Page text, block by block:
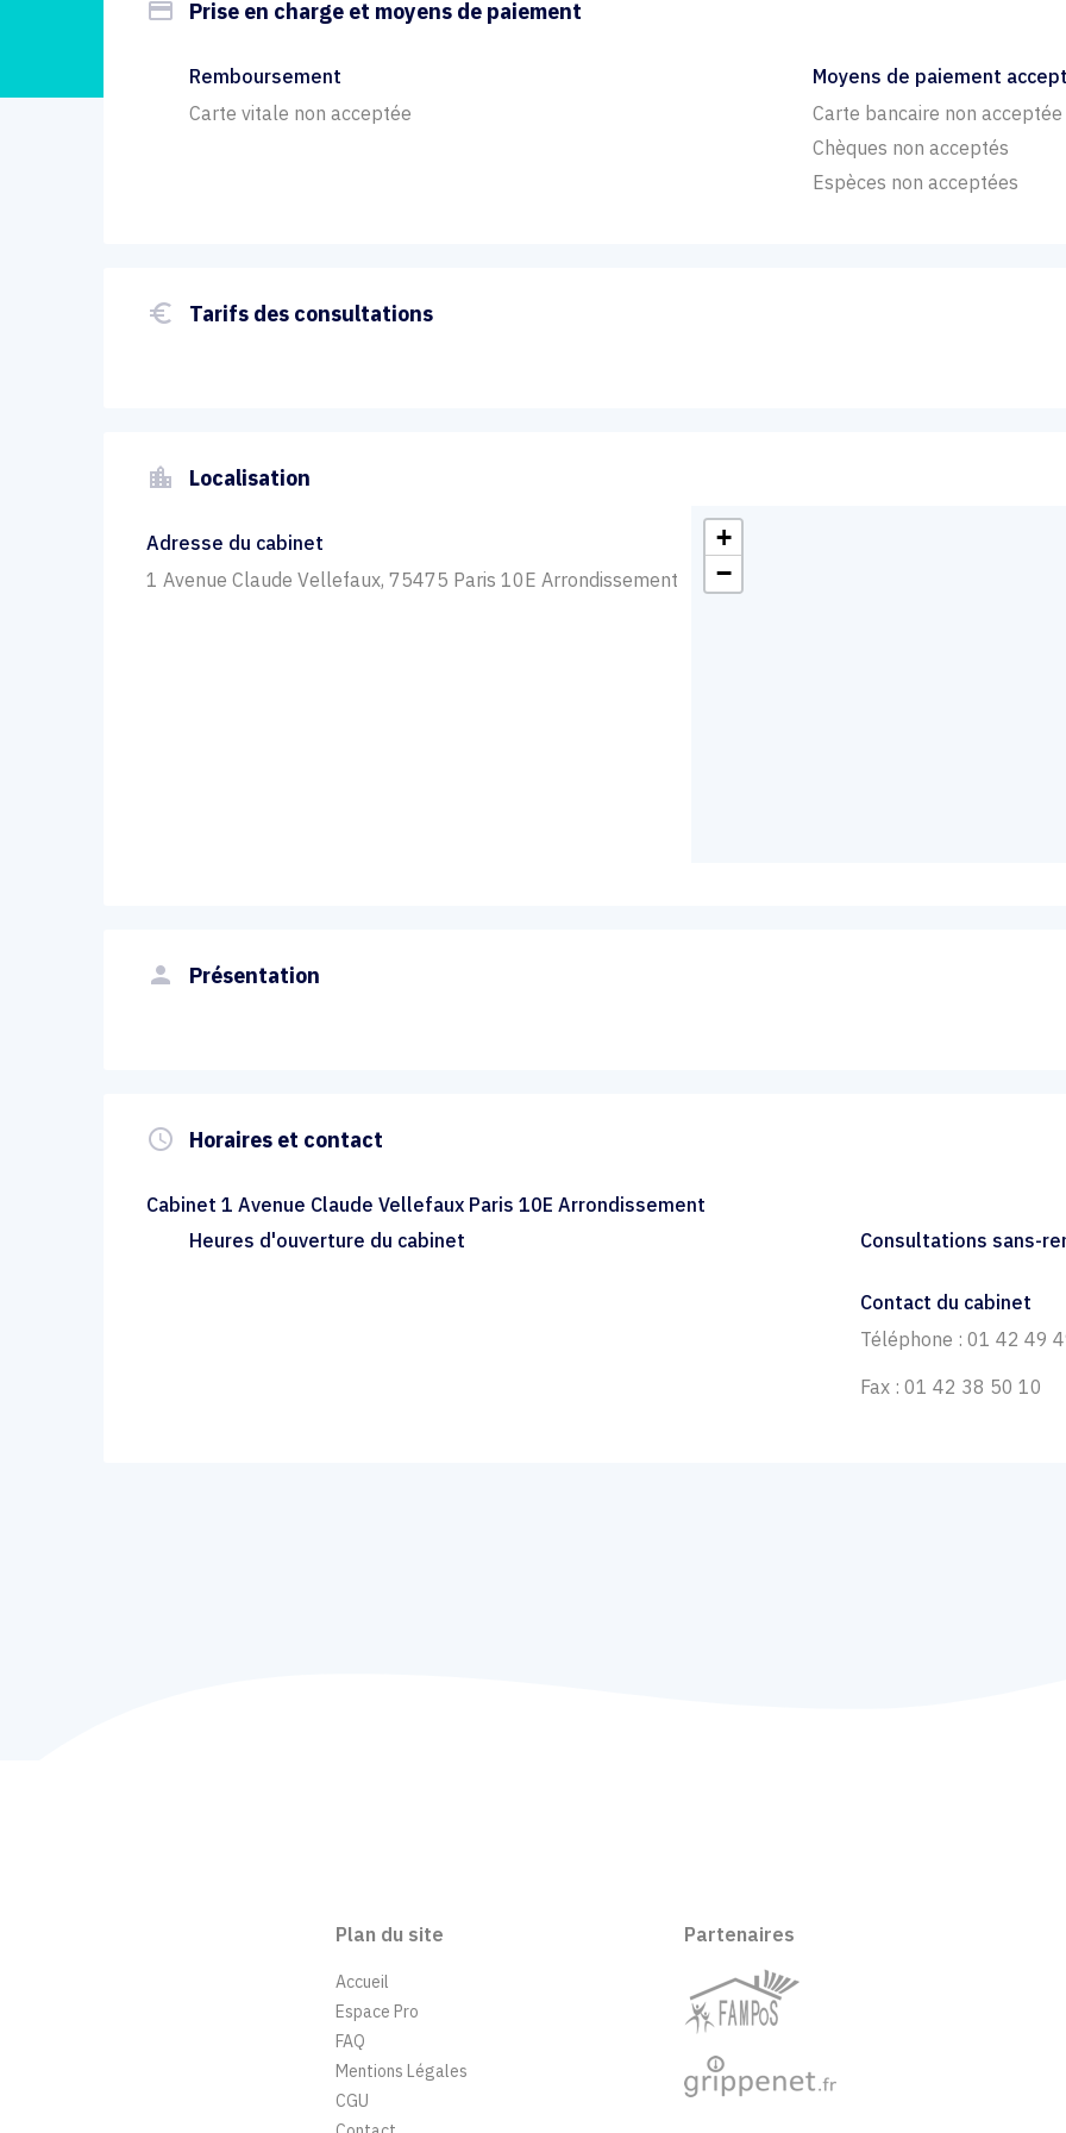
payment Prise en charge et moyens de paiement
Remboursement
Carte vitale non acceptée
Moyens de paiement
Carte bancaire non acceptée
Chèques non acceptés
Espèces non acceptées
euro_symbol Tarifs des consultations
location_city Localisation
Adresse du cabinet
1 Avenue Claude Vellefaux, 75475 Paris 10E Arrondissement
+
−
person Présentation
query_builder Horaires et contact
Cabinet 1 Avenue Claude Vellefaux Paris 10E Arrondissement
Heures d'ouverture du cabinet
Consultations sans-
Contact du cabinet
Téléphone : 01 42 49
Fax : 01 42 38 50 10
Plan du site
Accueil
Espace Pro
FAQ
Mentions Légales
CGU
Partenaires